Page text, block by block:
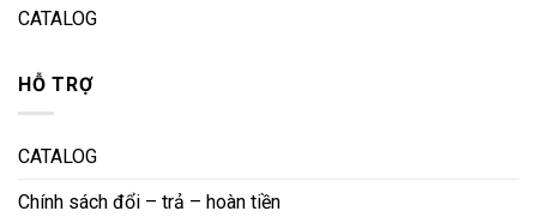
CATALOG
HỖ TRỢ
CATALOG
Chính sách đổi – trả – hoàn tiền